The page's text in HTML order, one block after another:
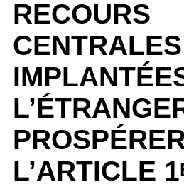
L’ARTICLE 1